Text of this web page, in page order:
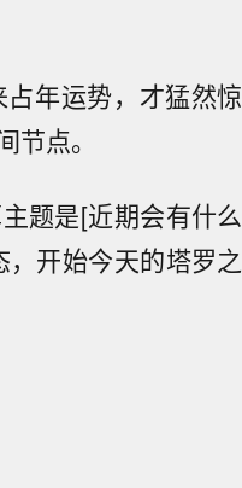
年运势，才猛然惊
点。
题是[近期会有什么
开始今天的塔罗之